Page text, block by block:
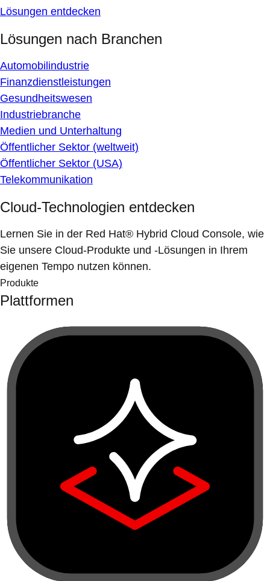
Lösungen entdecken
Lösungen nach Branchen
Automobilindustrie
Finanzdienstleistungen
Gesundheitswesen
Industriebranche
Medien und Unterhaltung
Öffentlicher Sektor (weltweit)
Öffentlicher Sektor (USA)
Telekommunikation
Cloud-Technologien entdecken
Lernen Sie in der Red Hat® Hybrid Cloud Console, wie
Sie unsere Cloud-Produkte und -Lösungen in Ihrem
eigenen Tempo nutzen können.
Produkte
Plattformen